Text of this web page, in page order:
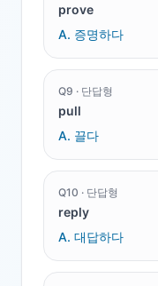
prove
A. 증명하다
Q9 · 단답형
pull
A. 끌다
Q10 · 단답형
reply
A. 대답하다